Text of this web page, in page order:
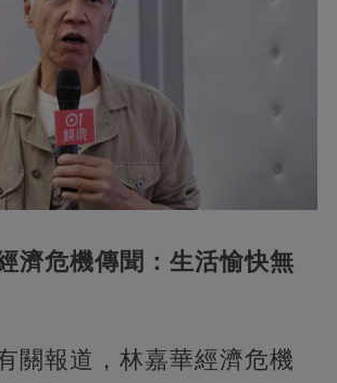
濟危機傳聞：生活愉快無
關報道，林嘉華經濟危機